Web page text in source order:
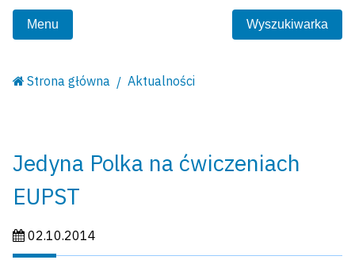
Menu Wyszukiwarka
Strona główna Aktualności
Jedyna Polka na ćwiczeniach
EUPST
Data publikacji:
02.10.2014